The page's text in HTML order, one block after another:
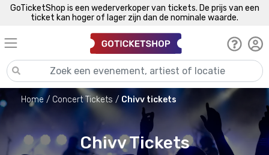
GoTicketShop is een wederverkoper van tickets. De prijs van een
ticket kan hoger of lager zijn dan de nominale waarde.
Home Concert Tickets Chivv tickets
Chivv Tickets